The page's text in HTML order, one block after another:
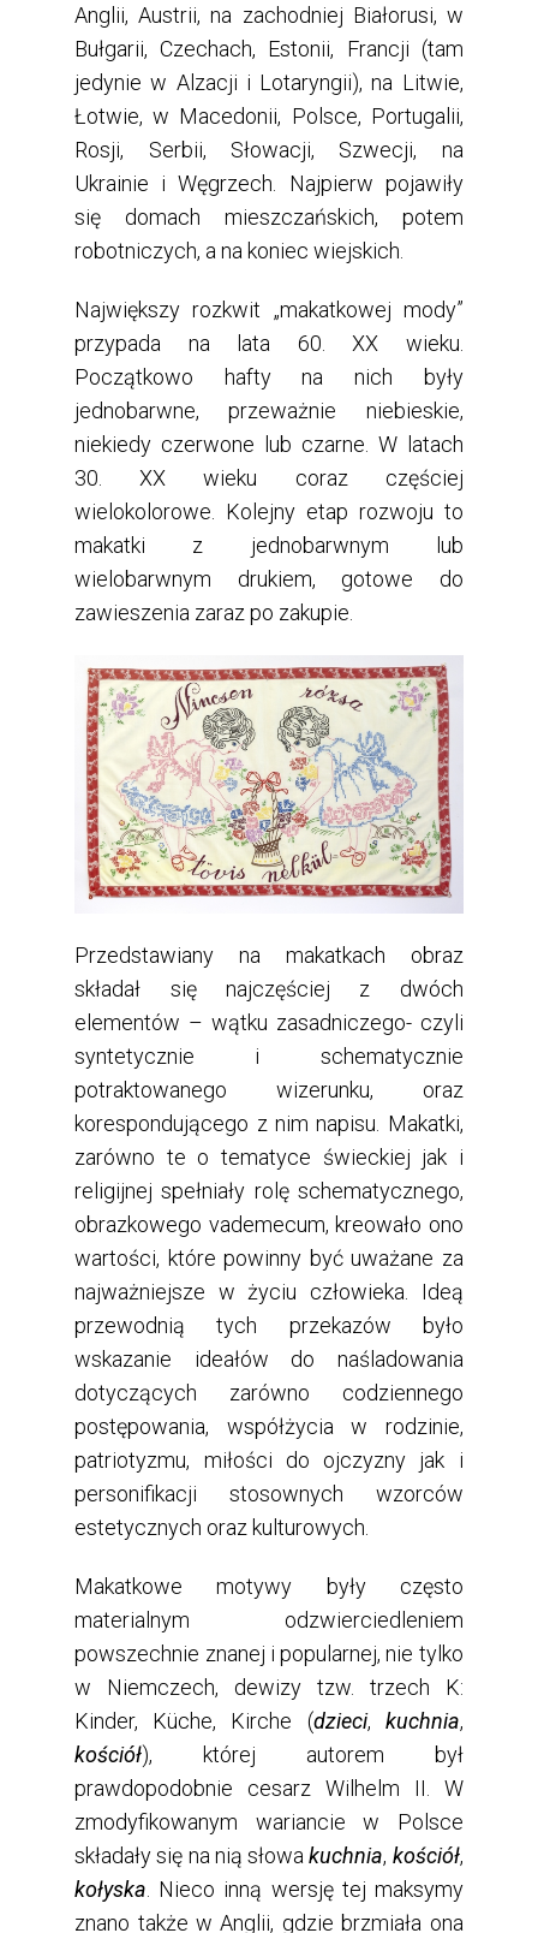
Anglii, Austrii, na zachodniej Białorusi, w
Bułgarii, Czechach, Estonii, Francji (tam
jedynie w Alzacji i Lotaryngii), na Litwie,
Łotwie, w Macedonii, Polsce, Portugalii,
Rosji, Serbii, Słowacji, Szwecji, na
Ukrainie i Węgrzech. Najpierw pojawiły
się domach mieszczańskich, potem
robotniczych, a na koniec wiejskich.
Największy rozkwit „makatkowej mody”
przypada na lata 60. XX wieku.
Początkowo hafty na nich były
jednobarwne, przeważnie niebieskie,
niekiedy czerwone lub czarne. W latach
30. XX wieku coraz częściej
wielokolorowe. Kolejny etap rozwoju to
makatki z jednobarwnym lub
wielobarwnym drukiem, gotowe do
zawieszenia zaraz po zakupie.
Przedstawiany na makatkach obraz
składał się najczęściej z dwóch
elementów – wątku zasadniczego- czyli
syntetycznie i schematycznie
potraktowanego wizerunku, oraz
korespondującego z nim napisu. Makatki,
zarówno te o tematyce świeckiej jak i
religijnej spełniały rolę schematycznego,
obrazkowego vademecum, kreowało ono
wartości, które powinny być uważane za
najważniejsze w życiu człowieka. Ideą
przewodnią tych przekazów było
wskazanie ideałów do naśladowania
dotyczących zarówno codziennego
postępowania, współżycia w rodzinie,
patriotyzmu, miłości do ojczyzny jak i
personifikacji stosownych wzorców
estetycznych oraz kulturowych.
Makatkowe motywy były często
materialnym odzwierciedleniem
powszechnie znanej i popularnej, nie tylko
w Niemczech, dewizy tzw. trzech K:
Kinder, Küche, Kirche (dzieci, kuchnia,
kościół), której autorem był
prawdopodobnie cesarz Wilhelm II. W
zmodyfikowanym wariancie w Polsce
składały się na nią słowakuchnia, kościół,
kołyska. Nieco inną wersję tej maksymy
znano także w Anglii, gdzie brzmiała ona